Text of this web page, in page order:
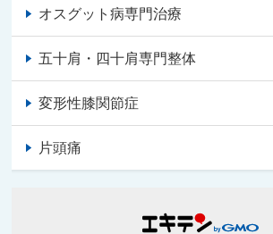
オスグット病専門治療
五十肩・四十肩専門整体
変形性膝関節症
片頭痛